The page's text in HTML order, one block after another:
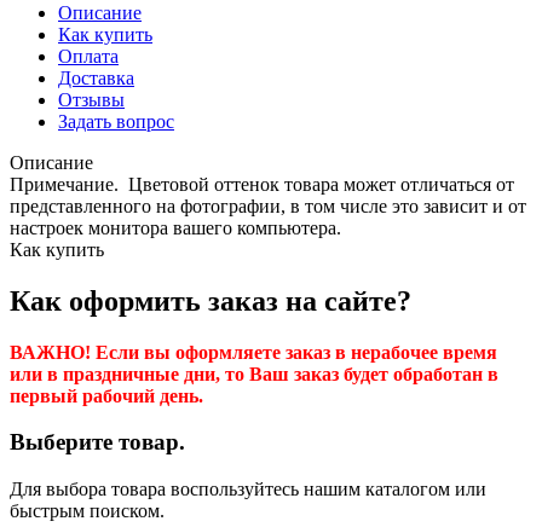
Описание
Как купить
Оплата
Доставка
Отзывы
Задать вопрос
Описание
Примечание. Цветовой оттенок товара может отличаться от
представленного на фотографии, в том числе это зависит и от
настроек монитора вашего компьютера.
Как купить
Как оформить заказ на сайте?
ВАЖНО! Если вы оформляете заказ в нерабочее время
или в праздничные дни, то Ваш заказ будет обработан в
первый рабочий день.
Выберите товар.
Для выбора товара воспользуйтесь нашим каталогом или
быстрым поиском.